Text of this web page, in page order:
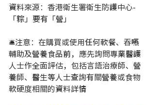
資料來源：香港衛生署衛生防護中心-
「粽」要有「營」
🛎注意：在購買或使用任何軟餐、吞嚥
輔助及營養食品前，應先詢問專業醫護
人士作全面評估，包括言語治療師、營
養師、醫生等人士查詢有關營養或食物
軟硬度相關的資料詳情